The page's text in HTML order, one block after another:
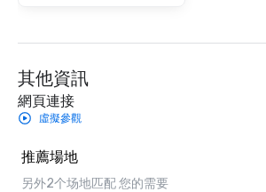
其他資訊
網頁連接
虛擬參觀
推薦場地
另外2个场地匹配 您的需要